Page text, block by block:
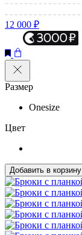
12 000 ₽
Размер
Onesize
Цвет
Добавить в корзину